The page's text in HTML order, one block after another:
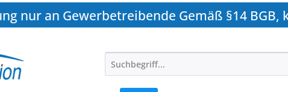
nur an Gewerbetreibende Gemäß §14